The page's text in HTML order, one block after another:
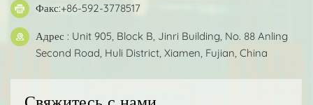
Факс:+86-592-3778517
Адрес : Unit 905, Block B, Jinri Building, No. 88 Anling
Second Road, Huli District, Xiamen, Fujian, China